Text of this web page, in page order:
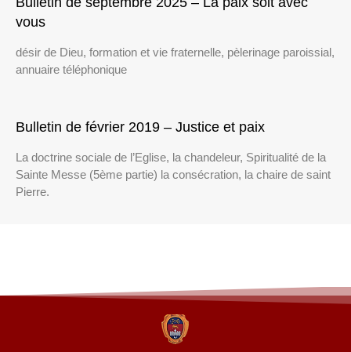
vous
désir de Dieu, formation et vie fraternelle, pèlerinage paroissial,
annuaire téléphonique
Bulletin de février 2019 – Justice et paix
La doctrine sociale de l’Eglise, la chandeleur, Spiritualité de la
Sainte Messe (5ème partie) la consécration, la chaire de saint
Pierre.